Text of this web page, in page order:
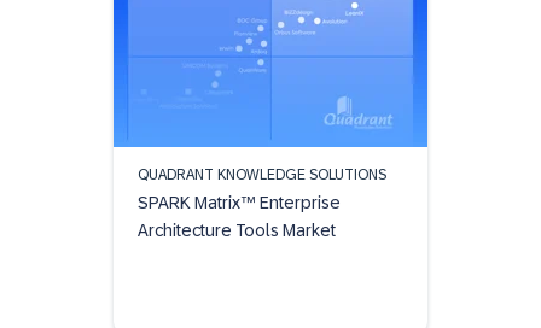
QUADRANT KNOWLEDGE SOLUTIONS
SPARK Matrix™ Enterprise
Architecture Tools Market